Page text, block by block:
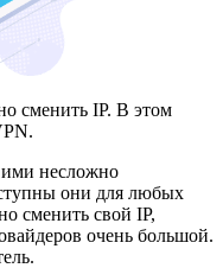
сменить IP. В этом
несложно
они для любых
сменить свой IP,
очень большой.